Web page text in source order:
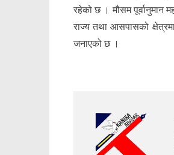
रहेको छ । मौसम पूर्वानुमान
राज्य तथा आसपासको
जनाएको छ ।